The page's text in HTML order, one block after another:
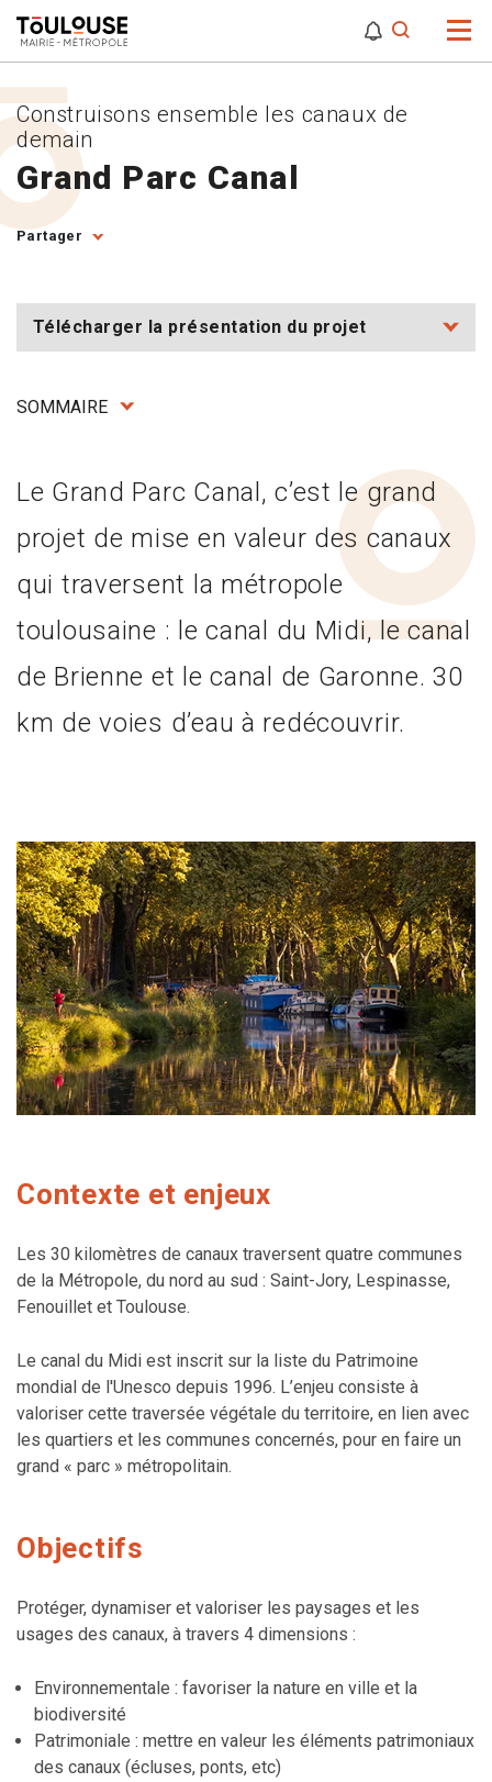
Grand Parc Canal
Construisons ensemble les canaux de
demain
Partager
Télécharger la présentation du projet
SOMMAIRE
Le Grand Parc Canal, c’est le grand
projet de mise en valeur des canaux
qui traversent la métropole
toulousaine : le canal du Midi, le canal
de Brienne et le canal de Garonne. 30
km de voies d’eau à redécouvrir.
Contexte et enjeux
Les 30 kilomètres de canaux traversent quatre communes
de la Métropole, du nord au sud : Saint-Jory, Lespinasse,
Fenouillet et Toulouse.
Le canal du Midi est inscrit sur la liste du Patrimoine
mondial de l'Unesco depuis 1996. L’enjeu consiste à
valoriser cette traversée végétale du territoire, en lien avec
les quartiers et les communes concernés, pour en faire un
grand « parc » métropolitain.
Objectifs
Protéger, dynamiser et valoriser les paysages et les
usages des canaux, à travers 4 dimensions :
Environnementale : favoriser la nature en ville et la
biodiversité
Patrimoniale : mettre en valeur les éléments patrimoniaux
des canaux (écluses, ponts, etc)